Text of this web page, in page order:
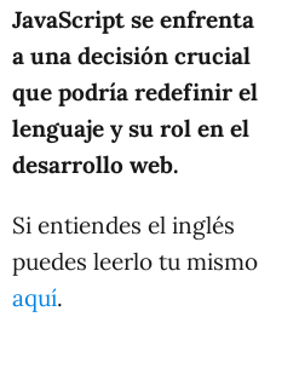
JavaScript se enfrenta
a una decisión crucial
que podría redefinir el
lenguaje y su rol en el
desarrollo web.
Si entiendes el inglés
puedes leerlo tu mismo
aquí.